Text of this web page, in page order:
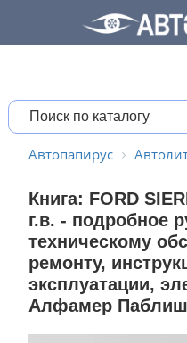
Автопапирус
Книга: FORD
г.в. - подробное
техническому
ремонту,
эксплуатации,
Алфамер